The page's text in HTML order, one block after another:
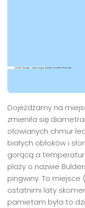
Dojeżdżamy na
zmieniła się
ołowianych chmur
białych obłoków i
gorącą a
plaży o nazwie
pingwiny. To miejsce
ostatnimi laty
pamietam była to